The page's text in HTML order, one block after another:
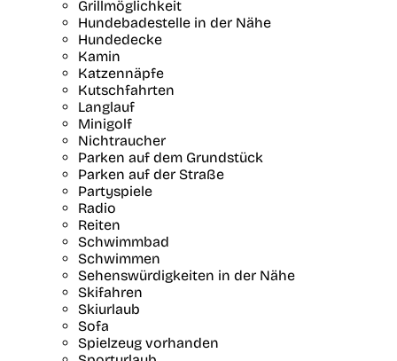
Grillmöglichkeit
Hundebadestelle in der Nähe
Hundedecke
Kamin
Katzennäpfe
Kutschfahrten
Langlauf
Minigolf
Nichtraucher
Parken auf dem Grundstück
Parken auf der Straße
Partyspiele
Radio
Reiten
Schwimmbad
Schwimmen
Sehenswürdigkeiten in der Nähe
Skifahren
Skiurlaub
Sofa
Spielzeug vorhanden